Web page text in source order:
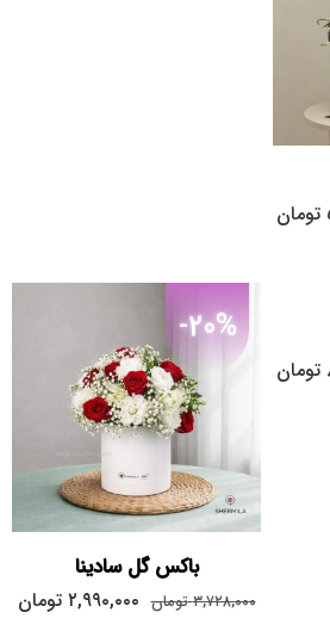
تومان
تومان
-20%
باکس گل سادینا
۳,۷۲۸,۰۰۰ تومان ۲,۹۹۰,۰۰۰ تومان